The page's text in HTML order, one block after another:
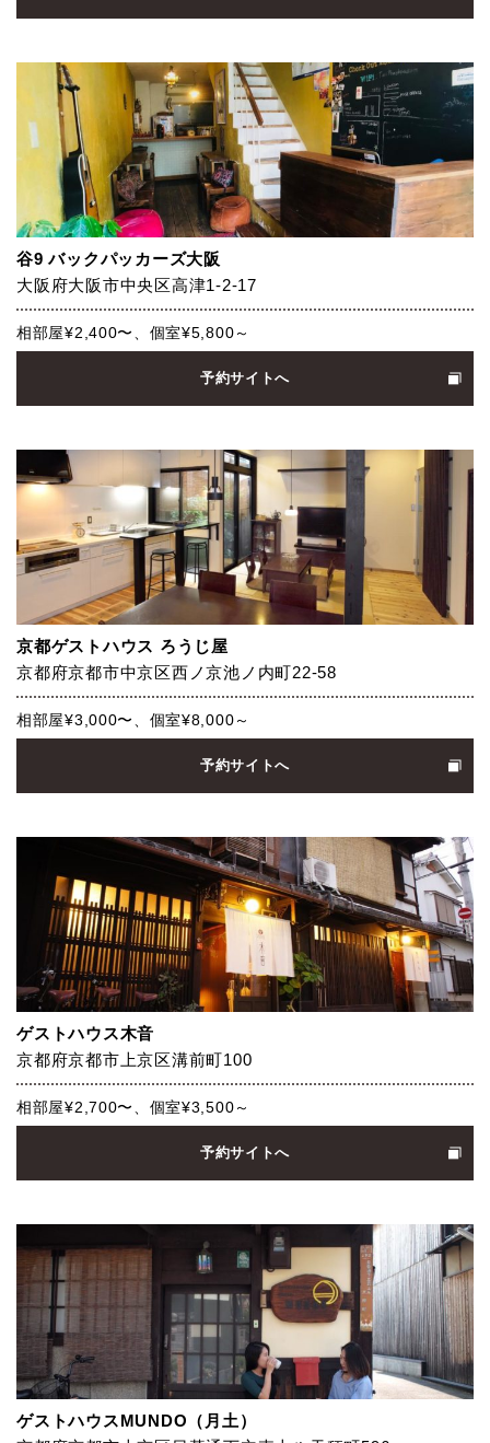
谷9 バックパッカーズ大阪
大阪府大阪市中央区高津1-2-17
相部屋¥2,400〜、個室¥5,800～
予約サイトへ
京都ゲストハウス ろうじ屋
京都府京都市中京区西ノ京池ノ内町22-58
相部屋¥3,000〜、個室¥8,000～
予約サイトへ
ゲストハウス木音
京都府京都市上京区溝前町100
相部屋¥2,700〜、個室¥3,500～
予約サイトへ
ゲストハウスMUNDO（月土）